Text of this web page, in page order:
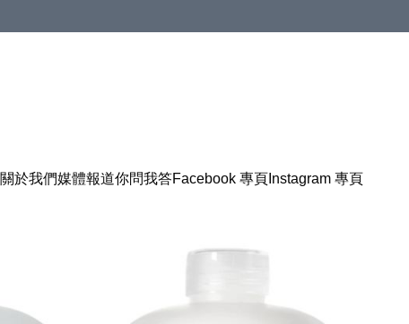
關於我們媒體報道你問我答Facebook 專頁 Instagram 專頁